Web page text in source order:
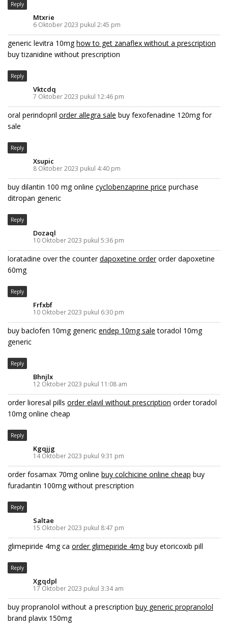
Reply
Mtxrie
6 Oktober 2023 pukul 2:45 pm
generic levitra 10mghow to get zanaflex without a prescription
buy tizanidine without prescription
Reply
Vktcdq
7 Oktober 2023 pukul 12:46 pm
oral perindopril order allegra sale buy fexofenadine 120mg for
sale
Reply
Xsupic
8 Oktober 2023 pukul 4:40 pm
buy dilantin 100 mg online cyclobenzaprine price purchase
ditropan generic
Reply
Dozaql
10 Oktober 2023 pukul 5:36 pm
loratadine over the counterdapoxetine orderorder dapoxetine
60mg
Reply
Frfxbf
10 Oktober 2023 pukul 6:30 pm
buy baclofen 10mg generic endep 10mg sale toradol 10mg
generic
Reply
Bhnjlx
12 Oktober 2023 pukul 11:08 am
order lioresal pills order elavil without prescription order toradol
10mg online cheap
Reply
Kgqjjg
14 Oktober 2023 pukul 9:31 pm
order fosamax 70mg online buy colchicine online cheap buy
furadantin 100mg without prescription
Reply
Saltae
15 Oktober 2023 pukul 8:47 pm
glimepiride 4mg ca order glimepiride 4mgbuy etoricoxib pill
Reply
Xgqdpl
17 Oktober 2023 pukul 3:34 am
buy propranolol without a prescription buy generic propranolol
brand plavix 150mg